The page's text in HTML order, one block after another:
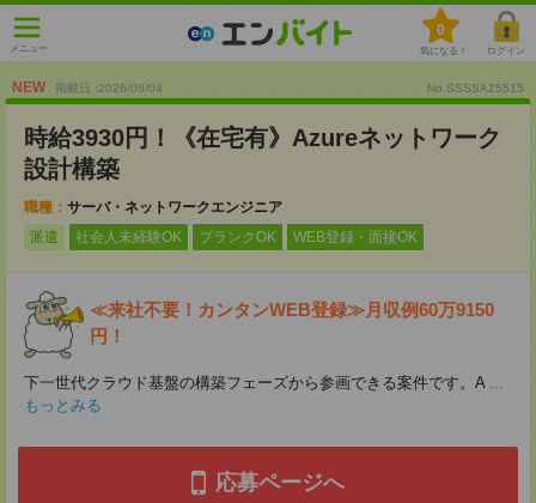
メニュー
0
気になる！ ログイン
NEW 掲載日 :2026/08/04 No.SSSSA25515
時給3930円！《在宅有》Azureネットワーク
設計構築
職種： サーバ・ネットワークエンジニア
派遣
社会人未経験OK ブランクOK WEB登録・面接OK
≪来社不要！カンタンWEB登録≫月収例60万9150
円！
下一世代クラウド基盤の構築フェーズから参画できる案件です。A ...
もっとみる
応募ページへ